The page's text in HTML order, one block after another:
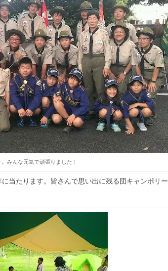
みんな元気で頑張りました！
当たります。皆さんで思い出に残る団キャンポリー